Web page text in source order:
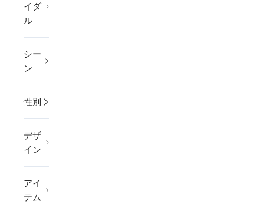
イダ
ル
シー
ン
性別
デザ
イン
アイ
テム